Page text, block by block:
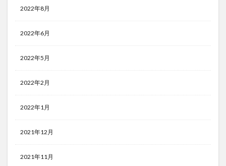
2022年8月
2022年6月
2022年5月
2022年2月
2022年1月
2021年12月
2021年11月